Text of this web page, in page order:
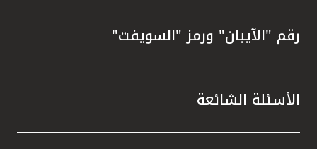
رقم "الآيبان" ورمز "السويفت"
الأسئلة الشائعة